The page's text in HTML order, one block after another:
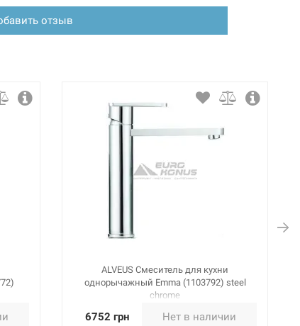
отзыв
ALVEUS Смеситель для кухни
однорычажный Emma (1103792) steel
chrome
6752 грн Нет в наличии